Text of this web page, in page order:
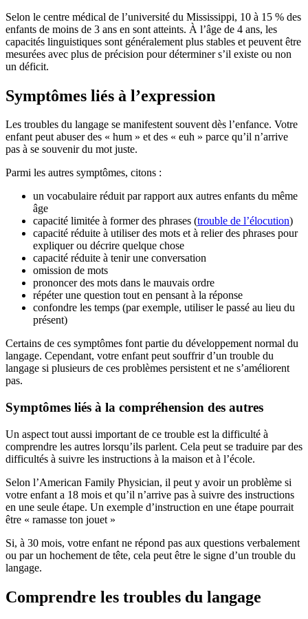
Selon le centre médical de l’université du Mississippi, 10 à 15 % des
enfants de moins de 3 ans en sont atteints. À l’âge de 4 ans, les
capacités linguistiques sont généralement plus stables et peuvent être
mesurées avec plus de précision pour déterminer s’il existe ou non
un déficit.
Symptômes liés à l’expression
Les troubles du langage se manifestent souvent dès l’enfance. Votre
enfant peut abuser des « hum » et des « euh » parce qu’il n’arrive
pas à se souvenir du mot juste.
Parmi les autres symptômes, citons :
un vocabulaire réduit par rapport aux autres enfants du même
âge
capacité limitée à former des phrases (trouble de l’élocution)
capacité réduite à utiliser des mots et à relier des phrases pour
expliquer ou décrire quelque chose
capacité réduite à tenir une conversation
omission de mots
prononcer des mots dans le mauvais ordre
répéter une question tout en pensant à la réponse
confondre les temps (par exemple, utiliser le passé au lieu du
présent)
Certains de ces symptômes font partie du développement normal du
langage. Cependant, votre enfant peut souffrir d’un trouble du
langage si plusieurs de ces problèmes persistent et ne s’améliorent
pas.
Symptômes liés à la compréhension des autres
Un aspect tout aussi important de ce trouble est la difficulté à
comprendre les autres lorsqu’ils parlent. Cela peut se traduire par des
difficultés à suivre les instructions à la maison et à l’école.
Selon l’American Family Physician, il peut y avoir un problème si
votre enfant a 18 mois et qu’il n’arrive pas à suivre des instructions
en une seule étape. Un exemple d’instruction en une étape pourrait
être « ramasse ton jouet »
Si, à 30 mois, votre enfant ne répond pas aux questions verbalement
ou par un hochement de tête, cela peut être le signe d’un trouble du
langage.
Comprendre les troubles du langage